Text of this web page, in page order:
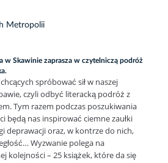
Metropolii
w Skawinie zaprasza w czytelniczą podróż
spróbować sił w naszej
czyli odbyć literacką podróż z
Tym razem podczas poszukiwania
będą nas inspirować ciemne zaułki
deprawacji oraz, w kontrze do nich,
Wyzwanie polega na
kolejności – 25 książek, które da się